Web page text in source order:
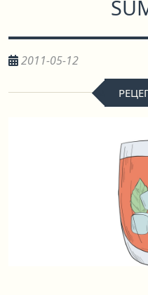
2011-05-12